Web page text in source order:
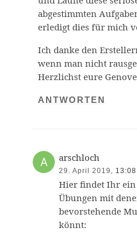
abgestimmten
erledigt dies für mich
Ich danke den
wenn man nicht
Herzlichst eure
ANTWORTEN
arschloch
29. April 2019, 13:08
Hier findet Ihr
Übungen mit
bevorstehende
könnt: